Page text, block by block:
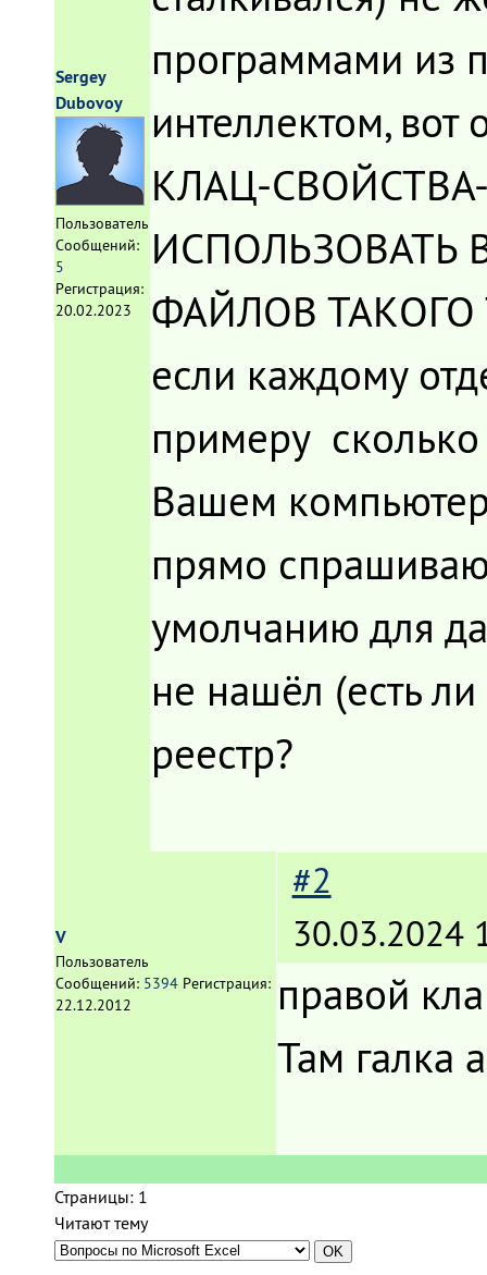
Sergey
Dubovoy
Пользователь
Сообщений:
5
Регистрация:
20.02.2023
программами из
интеллектом,
КЛАЦ-СВОЙСТВА-
ИСПОЛЬЗОВАТЬ
ФАЙЛОВ ТАКОГО
если каждому
примеру
Вашем
прямо
умолчанию для
не нашёл (есть
реестр?
V
Пользователь
Сообщений: 5394 Регистрация:
22.12.2012
#2
30.03.2024
правой
Там галка
Страницы: 1
Читают тему